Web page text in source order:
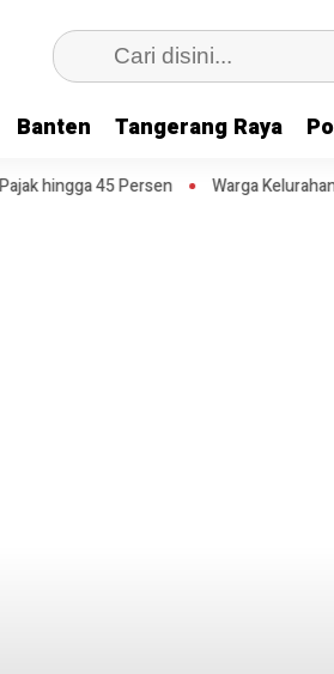
Banten Tangerang Raya
45 Persen Warga Kelurahan